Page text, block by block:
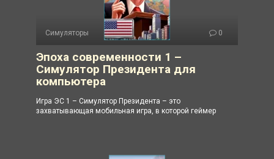
Симуляторы 0
Эпоха современности 1 –
Симулятор Президента для
компьютера
Игра ЭС 1 – Симулятор Президента – это
захватывающая мобильная игра, в которой геймер